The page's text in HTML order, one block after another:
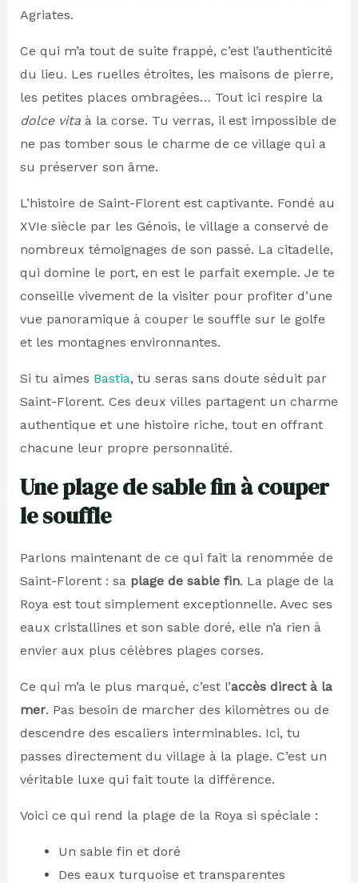
Agriates.
Ce qui m’a tout de suite frappé, c’est l’authenticité
du lieu. Les ruelles étroites, les maisons de pierre,
les petites places ombragées… Tout ici respire la
dolce vitaà la corse. Tu verras, il est impossible de
ne pas tomber sous le charme de ce village qui a
su préserver son âme.
L’histoire de Saint-Florent est captivante. Fondé au
XVIe siècle par les Génois, le village a conservé de
nombreux témoignages de son passé. La citadelle,
qui domine le port, en est le parfait exemple. Je te
conseille vivement de la visiter pour profiter d’une
vue panoramique à couper le souffle sur le golfe
et les montagnes environnantes.
Si tu aimes Bastia, tu seras sans doute séduit par
Saint-Florent. Ces deux villes partagent un charme
authentique et une histoire riche, tout en offrant
chacune leur propre personnalité.
Une plage de sable fin à couper
le souffle
Parlons maintenant de ce qui fait la renommée de
Saint-Florent : sa plage de sable fin. La plage de la
Roya est tout simplement exceptionnelle. Avec ses
eaux cristallines et son sable doré, elle n’a rien à
envier aux plus célèbres plages corses.
Ce qui m’a le plus marqué, c’est l’accès direct à la
mer. Pas besoin de marcher des kilomètres ou de
descendre des escaliers interminables. Ici, tu
passes directement du village à la plage. C’est un
véritable luxe qui fait toute la différence.
Voici ce qui rend la plage de la Roya si spéciale :
Un sable fin et doré
Des eaux turquoise et transparentes